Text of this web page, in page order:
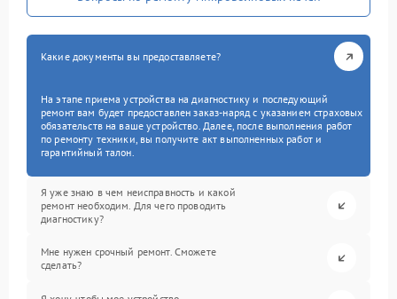
Какие документы вы предоставляете?
На этапе приема устройства на диагностику и последующий
ремонт вам будет предоставлен заказ-наряд с указанием страховых
обязательств на ваше устройство. Далее, после выполнения работ
по ремонту техники, вы получите акт выполненных работ и
гарантийный талон.
Я уже знаю в чем неисправность и какой
ремонт необходим. Для чего проводить
диагностику?
Мне нужен срочный ремонт. Сможете
сделать?